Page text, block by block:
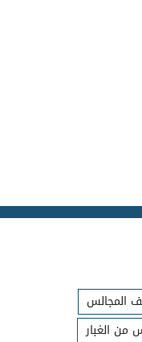
المجالس
من الغبار